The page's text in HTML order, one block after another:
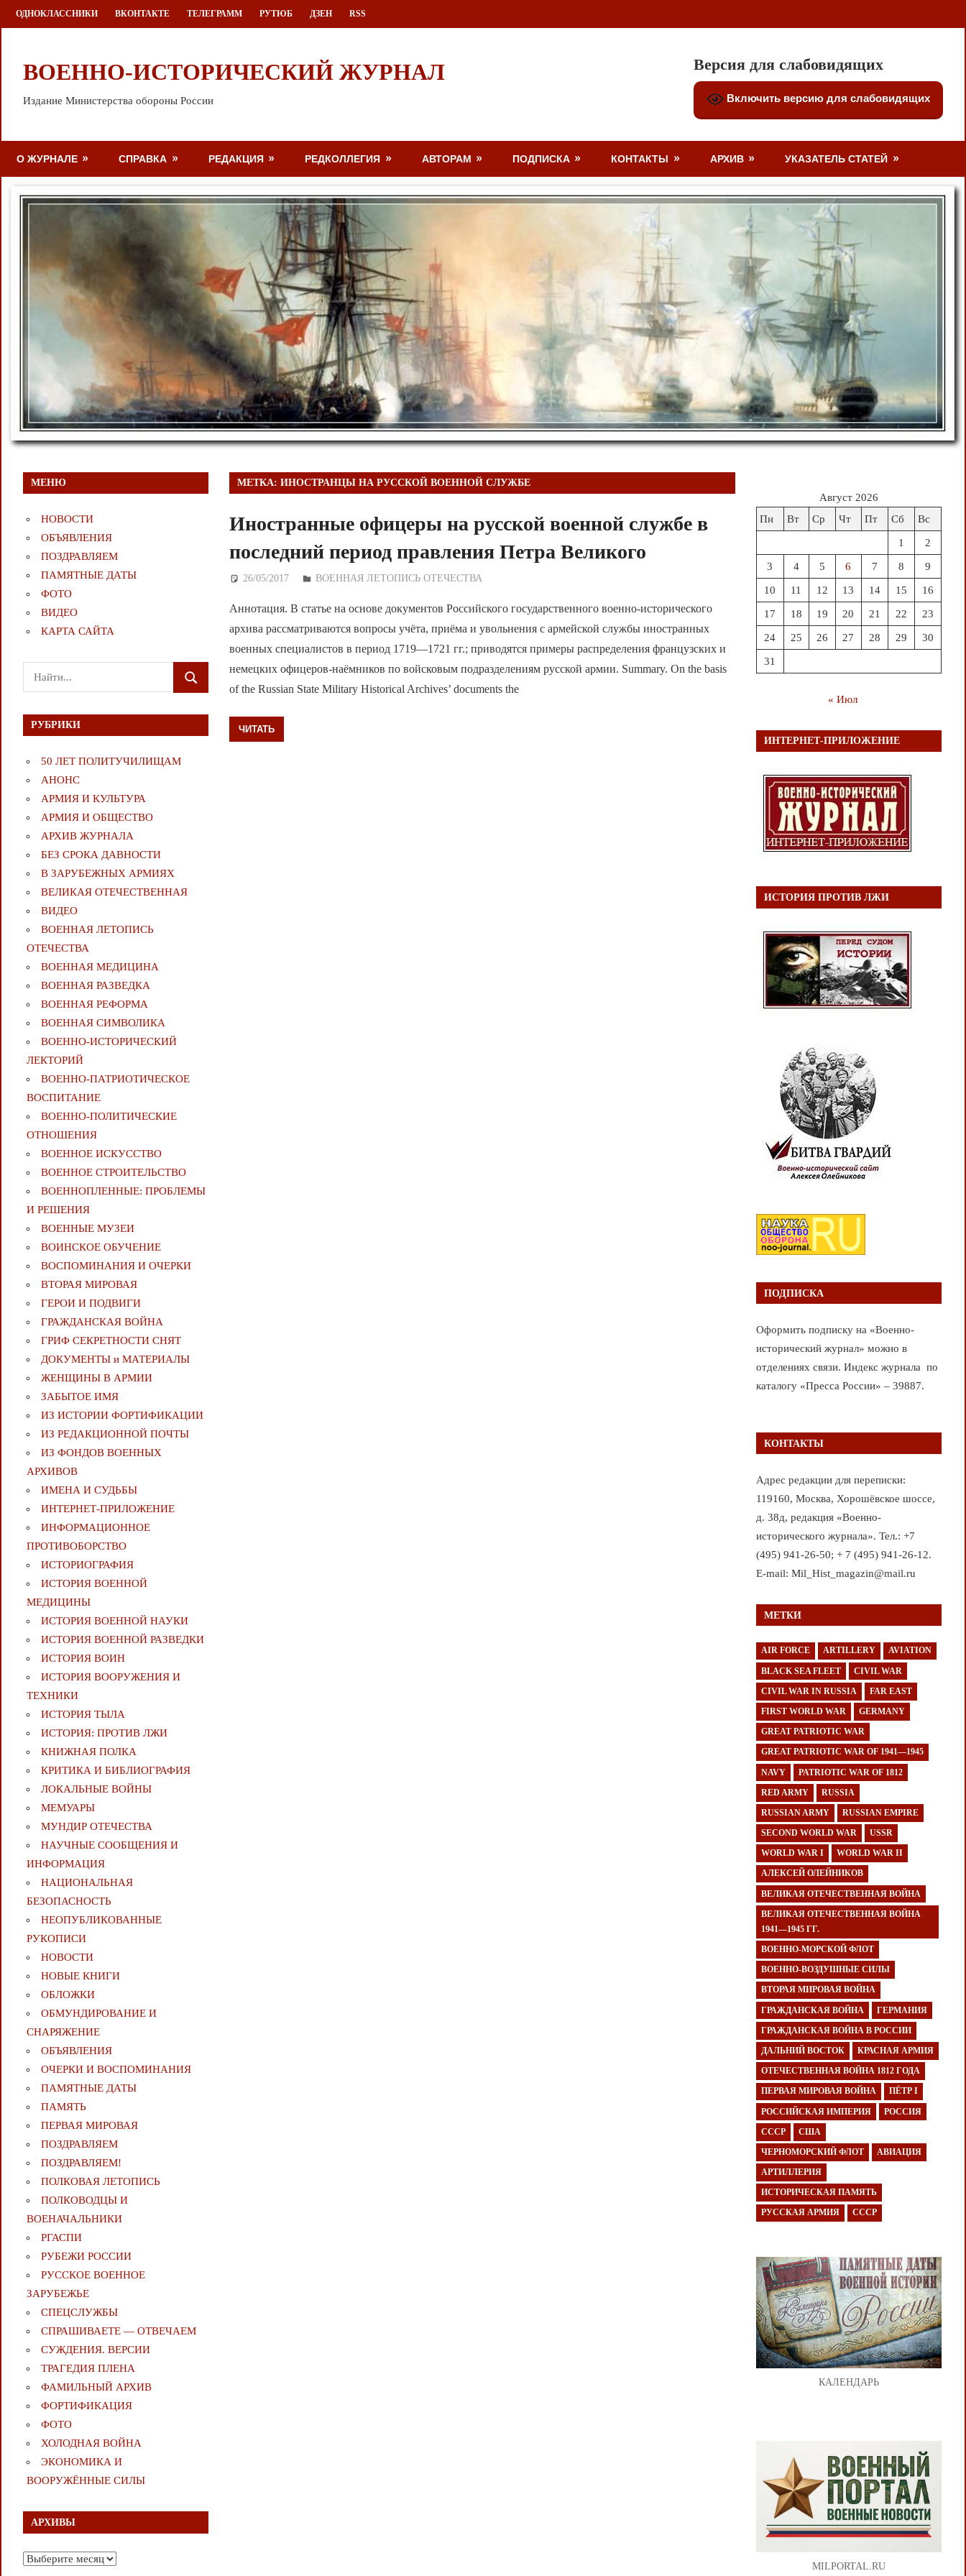
Перейти
к
ОДНОКЛАССНИКИ ВКОНТАКТЕ ТЕЛЕГРАММ РУТЮБ ДЗЕН RSS
ВОЕННО-ИСТОРИЧЕСКИЙ ЖУРНАЛ
Издание Министерства обороны России
Версия для слабовидящих
Включить версию для слабовидящих
О ЖУРНАЛЕ СПРАВКА РЕДАКЦИЯ РЕДКОЛЛЕГИЯ АВТОРАМ ПОДПИСКА КОНТАКТЫ АРХИВ УКАЗАТЕЛЬ СТАТЕЙ
МЕТКА:ИНОСТРАНЦЫ НА РУССКОЙ ВОЕННОЙ СЛУЖБЕ
Иностранные офицеры на русской военной службе в
последний период правления Петра Великого
26/05/2017 Дежурный по Редакции
ВОЕННАЯ ЛЕТОПИСЬ ОТЕЧЕСТВА
Аннотация. В статье на основе документов Российского государственного военно-исторического
архива рассматриваются вопросы учёта, приёма и увольнения с армейской службы иностранных
военных специалистов в период 1719—1721 гг.; приводятся примеры распределения французских и
немецких офицеров-наёмников по войсковым подразделениям русской армии. Summary. On the basis
of the Russian State Military Historical Archives’ documents the
ЧИТАТЬ
МЕНЮ
НОВОСТИ
ОБЪЯВЛЕНИЯ
ПОЗДРАВЛЯЕМ
ПАМЯТНЫЕ ДАТЫ
ФОТО
ВИДЕО
КАРТА САЙТА
Поиск
для:
ПОИСК
РУБРИКИ
50 ЛЕТ ПОЛИТУЧИЛИЩАМ
АНОНС
АРМИЯ И КУЛЬТУРА
АРМИЯ И ОБЩЕСТВО
АРХИВ ЖУРНАЛА
БЕЗ СРОКА ДАВНОСТИ
В ЗАРУБЕЖНЫХ АРМИЯХ
ВЕЛИКАЯ ОТЕЧЕСТВЕННАЯ
ВИДЕО
ВОЕННАЯ ЛЕТОПИСЬ
ОТЕЧЕСТВА
ВОЕННАЯ МЕДИЦИНА
ВОЕННАЯ РАЗВЕДКА
ВОЕННАЯ РЕФОРМА
ВОЕННАЯ СИМВОЛИКА
ВОЕННО-ИСТОРИЧЕСКИЙ
ЛЕКТОРИЙ
ВОЕННО-ПАТРИОТИЧЕСКОЕ
ВОСПИТАНИЕ
ВОЕННО-ПОЛИТИЧЕСКИE
ОТНОШЕНИЯ
ВОЕННОЕ ИСКУССТВО
ВОЕННОЕ СТРОИТЕЛЬСТВО
ВОЕННОПЛЕННЫЕ: ПРОБЛЕМЫ
И РЕШЕНИЯ
ВОЕННЫЕ МУЗЕИ
ВОИНСКОЕ ОБУЧЕНИЕ
ВОСПОМИНАНИЯ И ОЧЕРКИ
ВТОРАЯ МИРОВАЯ
ГЕРОИ И ПОДВИГИ
ГРАЖДАНСКАЯ ВОЙНА
ГРИФ СЕКРЕТНОСТИ СНЯТ
ДОКУМЕНТЫ и МАТЕРИАЛЫ
ЖЕНЩИНЫ В АРМИИ
ЗАБЫТОЕ ИМЯ
ИЗ ИСТОРИИ ФОРТИФИКАЦИИ
ИЗ РЕДАКЦИОННОЙ ПОЧТЫ
ИЗ ФОНДОВ ВОЕННЫХ
АРХИВОВ
ИМЕНА И СУДЬБЫ
ИНТЕРНЕТ-ПРИЛОЖЕНИЕ
ИНФОРМАЦИОННОЕ
ПРОТИВОБОРСТВО
ИСТОРИОГРАФИЯ
ИСТОРИЯ ВОЕННОЙ
МЕДИЦИНЫ
ИСТОРИЯ ВОЕННОЙ НАУКИ
ИСТОРИЯ ВОЕННОЙ РАЗВЕДКИ
ИСТОРИЯ ВОИН
ИСТОРИЯ ВООРУЖЕНИЯ И
ТЕХНИКИ
ИСТОРИЯ ТЫЛА
ИСТОРИЯ: ПРОТИВ ЛЖИ
КНИЖНАЯ ПОЛКА
КРИТИКА И БИБЛИОГРАФИЯ
ЛОКАЛЬНЫЕ ВОЙНЫ
МЕМУАРЫ
МУНДИР ОТЕЧЕСТВА
НАУЧНЫЕ СООБЩЕНИЯ И
ИНФОРМАЦИЯ
НАЦИОНАЛЬНАЯ
БЕЗОПАСНОСТЬ
НЕОПУБЛИКОВАННЫЕ
РУКОПИСИ
НОВОСТИ
НОВЫЕ КНИГИ
ОБЛОЖКИ
ОБМУНДИРОВАНИЕ И
СНАРЯЖЕНИЕ
ОБЪЯВЛЕНИЯ
ОЧЕРКИ И ВОСПОМИНАНИЯ
ПАМЯТНЫЕ ДАТЫ
ПАМЯТЬ
ПЕРВАЯ МИРОВАЯ
ПОЗДРАВЛЯЕМ
ПОЗДРАВЛЯЕМ!
ПОЛКОВАЯ ЛЕТОПИСЬ
ПОЛКОВОДЦЫ И
ВОЕНАЧАЛЬНИКИ
РГАСПИ
РУБЕЖИ РОССИИ
РУССКОЕ ВОЕННОЕ
ЗАРУБЕЖЬЕ
СПЕЦСЛУЖБЫ
СПРАШИВАЕТЕ — ОТВЕЧАЕМ
СУЖДЕНИЯ. ВЕРСИИ
ТРАГЕДИЯ ПЛЕНА
ФАМИЛЬНЫЙ АРХИВ
ФОРТИФИКАЦИЯ
ФОТО
ХОЛОДНАЯ ВОЙНА
ЭКОНОМИКА И
ВООРУЖЁННЫЕ СИЛЫ
АРХИВЫ
Архивы
Август 2026
Пн
Вт Ср Чт Пт Сб Вс
1 2
3 4 5 6 7 8 9
10 11 12 13 14 15 16
17 18 19 20 21 22 23
24 25 26 27 28 29 30
31
« Июл
ИНТЕРНЕТ-ПРИЛОЖЕНИЕ
ИСТОРИЯ ПРОТИВ ЛЖИ
ПОДПИСКА
Оформить подписку на «Военно-
исторический журнал» можно в
отделениях связи. Индекс журнала по
каталогу «Пресса России» – 39887.
КОНТАКТЫ
Адрес редакции для переписки:
119160, Москва, Хорошёвское шоссе,
д. 38д, редакция «Военно-
исторического журнала». Тел.: +7
(495) 941-26-50; + 7 (495) 941-26-12.
E-mail: Mil_Hist_magazin@mail.ru
МЕТКИ
AIR FORCE ARTILLERY AVIATION
BLACK SEA FLEET CIVIL WAR
CIVIL WAR IN RUSSIA FAR EAST
FIRST WORLD WAR GERMANY
GREAT PATRIOTIC WAR
GREAT PATRIOTIC WAR OF 1941—1945
NAVY PATRIOTIC WAR OF 1812
RED ARMY RUSSIA
RUSSIAN ARMY RUSSIAN EMPIRE
SECOND WORLD WAR USSR
WORLD WAR I WORLD WAR II
АЛЕКСЕЙ ОЛЕЙНИКОВ
ВЕЛИКАЯ ОТЕЧЕСТВЕННАЯ ВОЙНА
ВЕЛИКАЯ ОТЕЧЕСТВЕННАЯ ВОЙНА
1941—1945 ГГ.
ВОЕННО-МОРСКОЙ ФЛОТ
ВОЕННО-ВОЗДУШНЫЕ СИЛЫ
ВТОРАЯ МИРОВАЯ ВОЙНА
ГРАЖДАНСКАЯ ВОЙНА ГЕРМАНИЯ
ГРАЖДАНСКАЯ ВОЙНА В РОССИИ
ДАЛЬНИЙ ВОСТОК КРАСНАЯ АРМИЯ
ОТЕЧЕСТВЕННАЯ ВОЙНА 1812 ГОДА
ПЕРВАЯ МИРОВАЯ ВОЙНА ПЁТР I
РОССИЙСКАЯ ИМПЕРИЯ РОССИЯ
СССР США
ЧЕРНОМОРСКИЙ ФЛОТ АВИАЦИЯ
АРТИЛЛЕРИЯ
ИСТОРИЧЕСКАЯ ПАМЯТЬ
РУССКАЯ АРМИЯ СССР
КАЛЕНДАРЬ
MILPORTAL.RU